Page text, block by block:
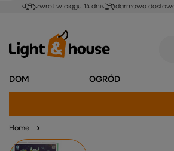
zwrot w ciągu 14 dni darmowa
DOM OGRÓD
Home